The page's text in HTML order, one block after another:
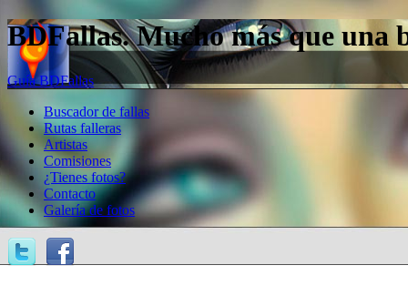
BDFallas. Mucho más que una
Guía BDFallas
Buscador de fallas
Rutas falleras
Artistas
Comisiones
¿Tienes fotos?
Contacto
Galería de fotos